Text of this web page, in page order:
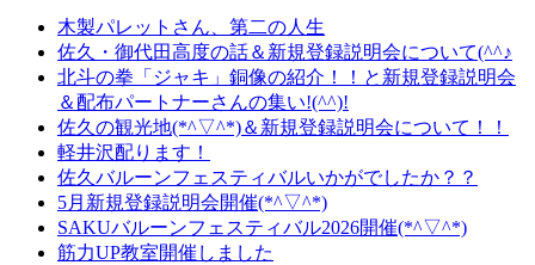
木製パレットさん、第二の人生
佐久・御代田高度の話＆新規登録説明会について(^^♪
北斗の拳「ジャキ」銅像の紹介！！と新規登録説明会
＆配布パートナーさんの集い!(^^)!
佐久の観光地(*^▽^*)＆新規登録説明会について！！
軽井沢配ります！
佐久バルーンフェスティバルいかがでしたか？？
5月新規登録説明会開催(*^▽^*)
SAKUバルーンフェスティバル2026開催(*^▽^*)
筋力UP教室開催しました